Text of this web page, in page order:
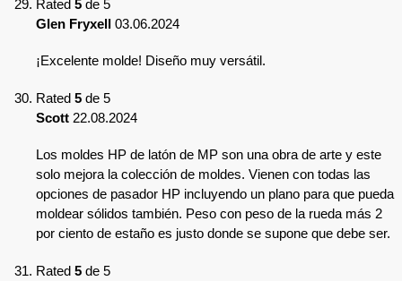
Rated 5 de 5
Glen Fryxell 03.06.2024
¡Excelente molde! Diseño muy versátil.
Rated 5 de 5
Scott 22.08.2024
Los moldes HP de latón de MP son una obra de arte y este
solo mejora la colección de moldes. Vienen con todas las
opciones de pasador HP incluyendo un plano para que pueda
moldear sólidos también. Peso con peso de la rueda más 2
por ciento de estaño es justo donde se supone que debe ser.
Rated 5 de 5